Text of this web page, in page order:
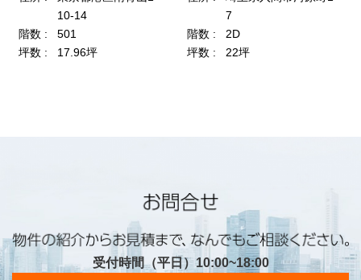
受付時間（平日）10:00~18:00